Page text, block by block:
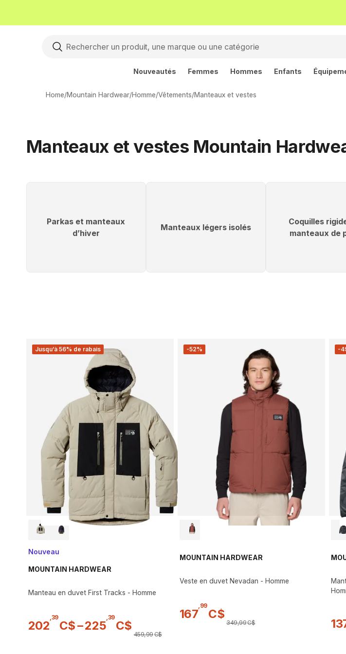
Nouveautés Femmes Hommes Enfants
Home/Mountain Hardwear/Homme/Vêtements/Manteaux et vestes
Manteaux et vestes Mountain
Parkas et manteaux
d’hiver
Manteaux légers isolés
Coquilles
manteaux de
Jusqu’à 56% de rabais
Nouveau
MOUNTAIN HARDWEAR
Manteau en duvet First Tracks - Homme
202
39
C$–225
39
C$
459,99C$
-52%
MOUNTAIN HARDWEAR
Veste en duvet Nevadan - Homme
167
99
C$
349,99C$
-